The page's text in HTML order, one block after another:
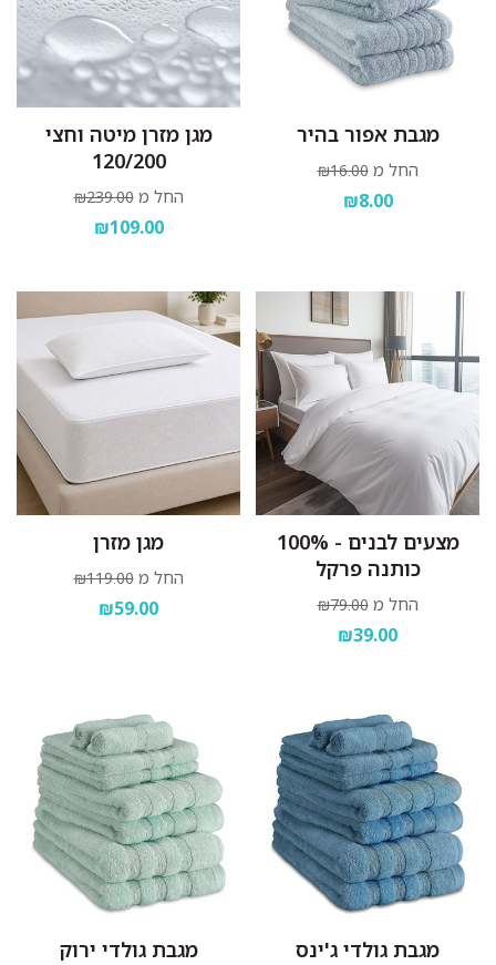
מגבת אפור בהיר
החל מ ₪16.00
₪8.00
מגן מזרן מיטה וחצי
120/200
החל מ ₪239.00
₪109.00
מצעים לבנים - 100%
כותנה פרקל
החל מ ₪79.00
₪39.00
מגן מזרן
החל מ ₪119.00
₪59.00
מגבת גולדי ג'ינס מגבת גולדי ירוק